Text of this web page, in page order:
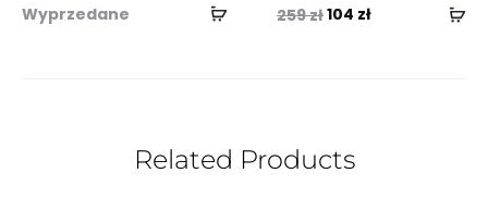
Wyprzedane 259złPierwotna
104 złAktualna
Related Products